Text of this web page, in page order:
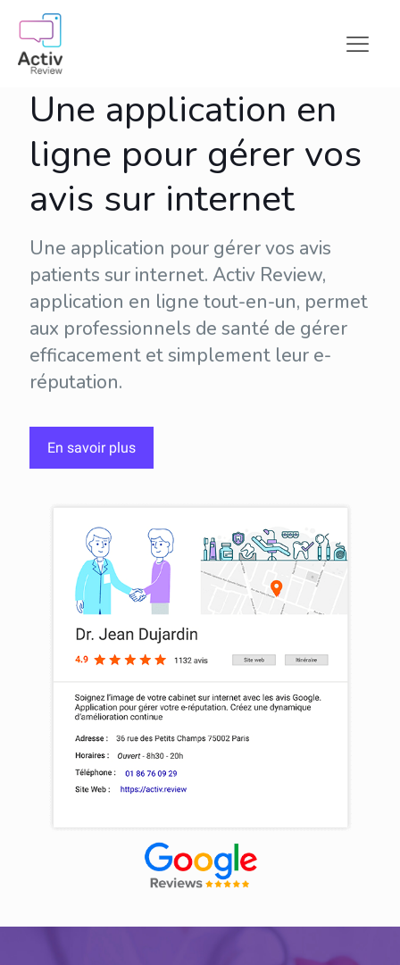
Une application en
ligne pour gérer vos
avis sur internet
Une application pour gérer vos avis
patients sur internet. Activ Review,
application en ligne tout-en-un, permet
aux professionnels de santé de gérer
efficacement et simplement leur e-
réputation.
En savoir plus